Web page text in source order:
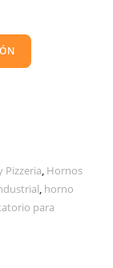
Pizzeria Hornos
horno
para